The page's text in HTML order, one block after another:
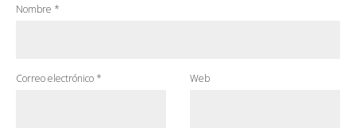
Nombre *
Correo electrónico * Web